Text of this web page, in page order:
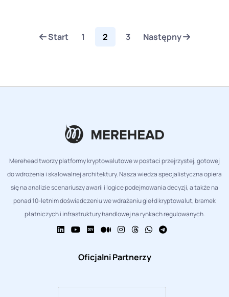
Start 1 2 3 Następny
Merehead tworzy platformy kryptowalutowe w postaci przejrzystej, gotowej
do wdrożenia i skalowalnej architektury. Nasza wiedza specjalistyczna opiera
się na analizie scenariuszy awarii i logice podejmowania decyzji, a także na
ponad 10-letnim doświadczeniu we wdrażaniu giełd kryptowalut, bramek
płatniczych i infrastruktury handlowej na rynkach regulowanych.
Oficjalni Partnerzy